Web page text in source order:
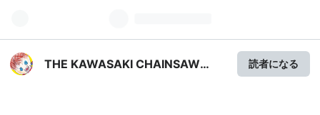
THE KAWASAKI CHAINSAW
読者になる